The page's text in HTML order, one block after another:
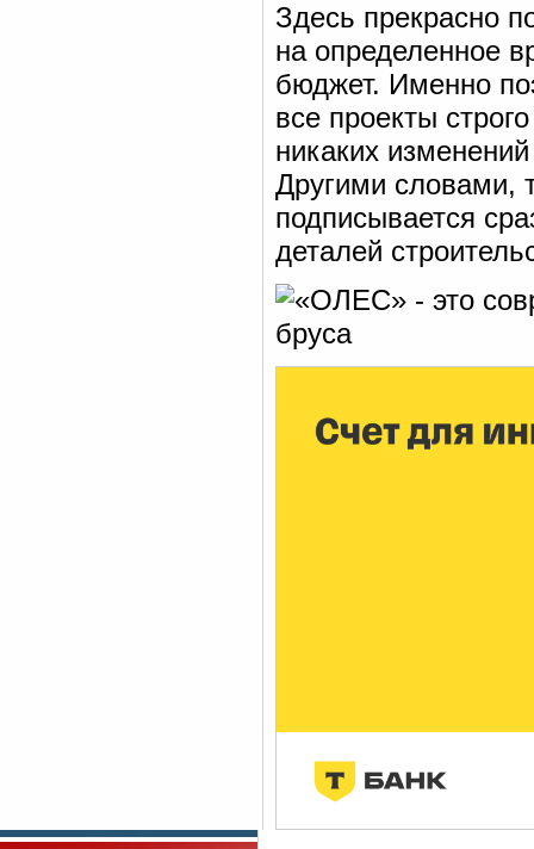
Здесь прекрасно
на определенное
бюджет. Именно
все проекты
никаких
Другими словами,
подписывается
деталей